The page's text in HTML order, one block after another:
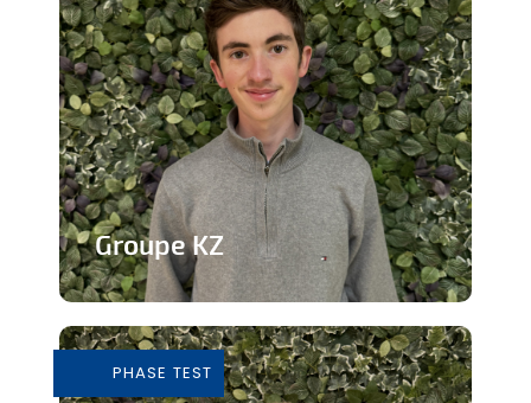
Groupe KZ
main
En savoir plus
PHASE TEST